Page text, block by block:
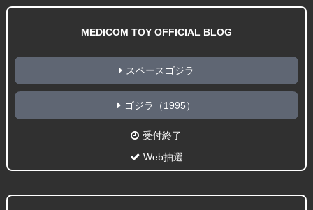
MEDICOM TOY OFFICIAL BLOG
スペースゴジラ
ゴジラ（1995）
受付終了
Web抽選